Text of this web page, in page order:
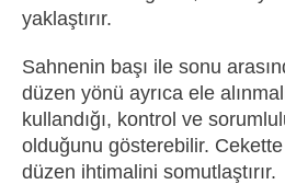
yaklaştırır.
Sahnenin başı ile sonu
düzen yönü ayrıca ele
kullandığı, kontrol ve
olduğunu gösterebilir.
düzen ihtimalini somutlaştırır.